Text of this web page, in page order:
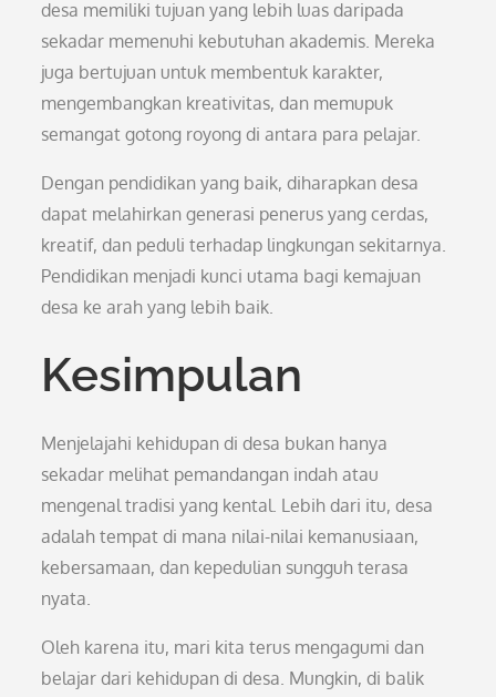
desa memiliki tujuan yang lebih luas daripada
sekadar memenuhi kebutuhan akademis. Mereka
juga bertujuan untuk membentuk karakter,
mengembangkan kreativitas, dan memupuk
semangat gotong royong di antara para pelajar.
Dengan pendidikan yang baik, diharapkan desa
dapat melahirkan generasi penerus yang cerdas,
kreatif, dan peduli terhadap lingkungan sekitarnya.
Pendidikan menjadi kunci utama bagi kemajuan
desa ke arah yang lebih baik.
Kesimpulan
Menjelajahi kehidupan di desa bukan hanya
sekadar melihat pemandangan indah atau
mengenal tradisi yang kental. Lebih dari itu, desa
adalah tempat di mana nilai-nilai kemanusiaan,
kebersamaan, dan kepedulian sungguh terasa
nyata.
Oleh karena itu, mari kita terus mengagumi dan
belajar dari kehidupan di desa. Mungkin, di balik